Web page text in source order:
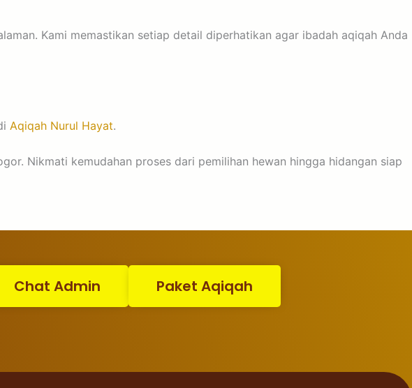
Kami memastikan setiap detail diperhatikan agar ibadah aqiqah Anda
Aqiqah Nurul Hayat.
Nikmati kemudahan proses dari pemilihan hewan hingga hidangan siap
Chat Admin Paket Aqiqah